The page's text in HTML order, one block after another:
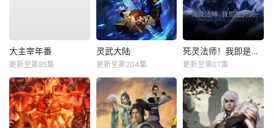
大主宰年番
更新至第85集
灵武大陆
更新至第204集
死灵法师！我即是天灾动漫
更新至第07集